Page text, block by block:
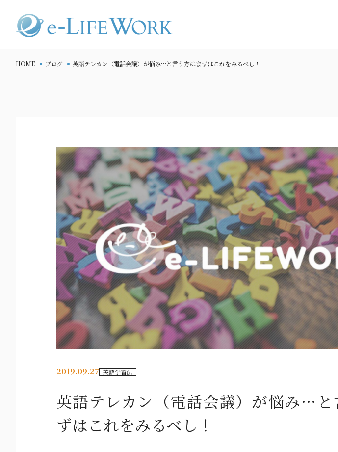
HOME ブログ 英語テレカン（電話会議）が悩み…と言う方はまずはこれをみるべし！
2019.09.27 英語学習法
英語テレカン（電話会議）が悩み…と
ずはこれをみるべし！